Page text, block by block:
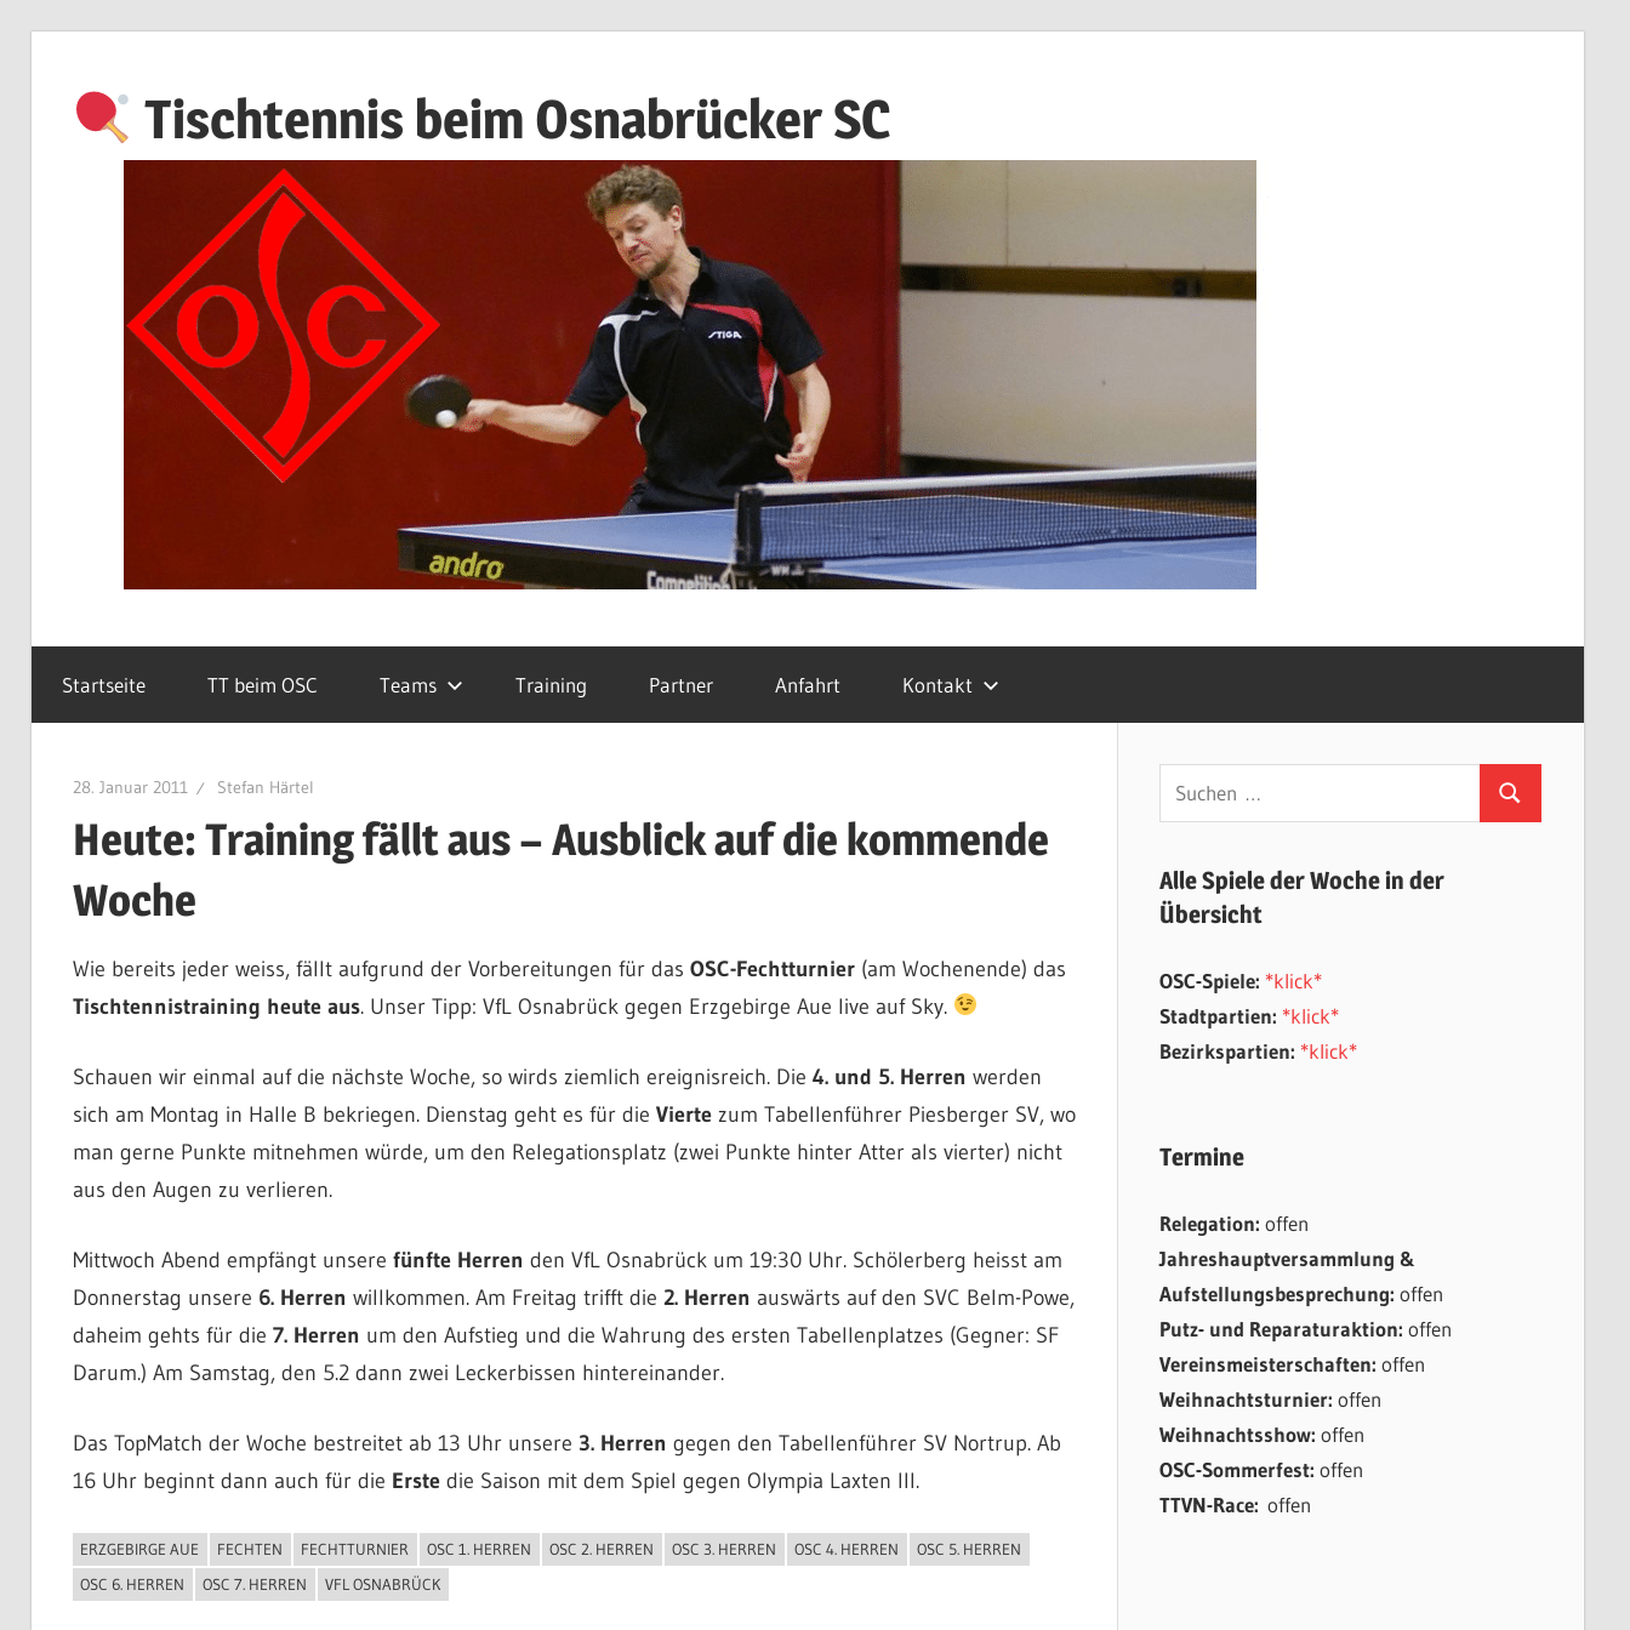
springen
Tischtennis beim Osnabrücker SC
Startseite TT beim OSC Teams Training Partner Anfahrt Kontakt
28. Januar 2011 Stefan Härtel
Heute: Training fällt aus – Ausblick auf die kommende
Woche
Wie bereits jeder weiss, fällt aufgrund der Vorbereitungen für das OSC-Fechtturnier(am Wochenende) das
Tischtennistraining heute aus. Unser Tipp: VfL Osnabrück gegen Erzgebirge Aue live auf Sky.
Schauen wir einmal auf die nächste Woche, so wirds ziemlich ereignisreich. Die 4. und 5. Herren werden
sich am Montag in Halle B bekriegen. Dienstag geht es für die Viertezum Tabellenführer Piesberger SV, wo
man gerne Punkte mitnehmen würde, um den Relegationsplatz (zwei Punkte hinter Atter als vierter) nicht
aus den Augen zu verlieren.
Mittwoch Abend empfängt unsere fünfte Herren den VfL Osnabrück um 19:30 Uhr. Schölerberg heisst am
Donnerstag unsere 6. Herren willkommen. Am Freitag trifft die 2. Herren auswärts auf den SVC Belm-Powe,
daheim gehts für die 7. Herren um den Aufstieg und die Wahrung des ersten Tabellenplatzes (Gegner: SF
Darum.) Am Samstag, den 5.2 dann zwei Leckerbissen hintereinander.
Das TopMatch der Woche bestreitet ab 13 Uhr unsere 3. Herren gegen den Tabellenführer SV Nortrup. Ab
16 Uhr beginnt dann auch für die Erstedie Saison mit dem Spiel gegen Olympia Laxten III.
ALLGEMEIN
ERZGEBIRGE AUE FECHTEN FECHTTURNIER OSC 1. HERREN OSC 2. HERREN OSC 3. HERREN OSC 4. HERREN
OSC 5. HERREN
OSC 6. HERREN
OSC 7. HERREN VFL OSNABRÜCK
Suchen
nach:
Suchen
Alle Spiele der Woche in der
Übersicht
OSC-Spiele: *klick*
Stadtpartien: *klick*
Bezirkspartien: *klick*
Termine
Relegation: offen
Jahreshauptversammlung &
Aufstellungsbesprechung: offen
Putz- und Reparaturaktion: offen
Vereinsmeisterschaften: offen
Weihnachtsturnier: offen
Weihnachtsshow: offen
OSC-Sommerfest: offen
TTVN-Race: offen